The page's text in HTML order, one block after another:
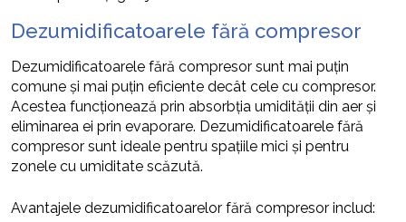
Dezumidificatoarele fără compresor
Dezumidificatoarele fără compresor sunt mai puțin
comune și mai puțin eficiente decât cele cu compresor.
Acestea funcționează prin absorbția umidității din aer și
eliminarea ei prin evaporare. Dezumidificatoarele fără
compresor sunt ideale pentru spațiile mici și pentru
zonele cu umiditate scăzută.
Avantajele dezumidificatoarelor fără compresor includ: